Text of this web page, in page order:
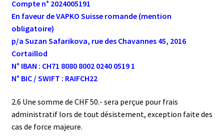
Compte n° 2024005191
En faveur de VAPKO Suisse romande (mention
obligatoire)
p/a Suzan Safarikova, rue des Chavannes 45, 2016
Cortaillod
N° IBAN : CH71 8080 8002 0240 0519 1
N° BIC / SWIFT : RAIFCH22
2.6 Une somme de CHF 50.- sera perçue pour frais
administratif lors de tout désistement, exception faite des
cas de force majeure.